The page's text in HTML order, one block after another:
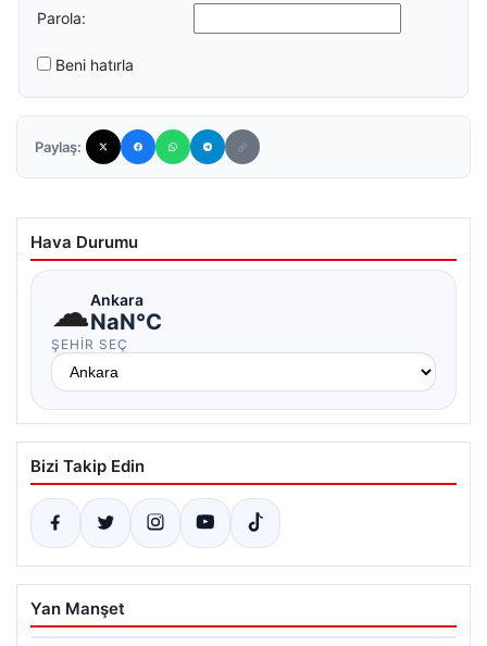
Parola:
Beni hatırla
Paylaş:
Hava Durumu
☁Ankara
NaN°C
ŞEHIR SEÇ
Bizi Takip Edin
Yan Manşet